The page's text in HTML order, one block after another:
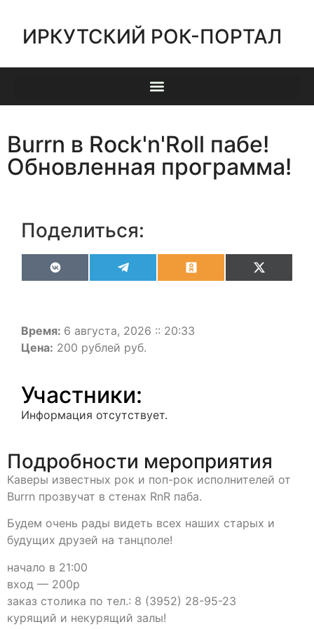
ИРКУТСКИЙ РОК-ПОРТАЛ
Burrn в Rock'n'Roll пабе!
Обновленная программа!
Поделиться:
VK OdnoklassnikiX
(Twitter)
Время: 6 августа, 2026 :: 20:33
Цена: 200 рублей руб.
Участники:
Информация отсутствует.
Подробности мероприятия
Каверы известных рок и поп-рок исполнителей от
Burrn прозвучат в стенах RnR паба.
Будем очень рады видеть всех наших старых и
будущих друзей на танцполе!
начало в 21:00
вход — 200р
заказ столика по тел.: 8 (3952) 28-95-23
курящий и некурящий залы!